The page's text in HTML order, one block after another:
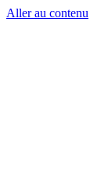
Aller au contenu